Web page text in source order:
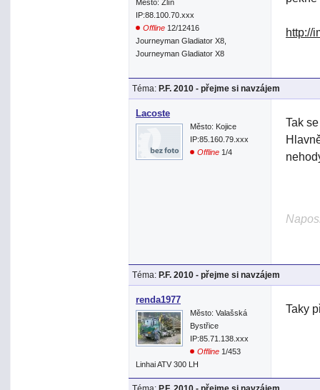
Město: Zlín
IP:88.100.70.xxx
Offline 12/12416
Journeyman Gladiator X8,
Journeyman Gladiator X8
http://
Téma: P.F. 2010 - přejme si navzájem
Lacoste
Město: Kojice
IP:85.160.79.xxx
Offline 1/4
Tak
Téma: P.F. 2010 - přejme si navzájem
renda1977
Město: Valašská
Bystřice
IP:85.71.138.xxx
Offline 1/453
Linhai ATV 300 LH
Taky